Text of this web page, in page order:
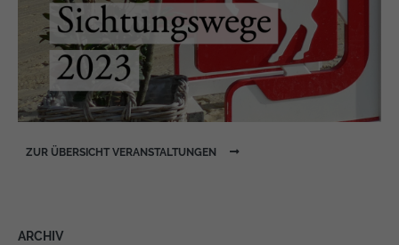
ARCHIV
ZUR ÜBERSICHT VERANSTALTUNGEN
https://policies.google.com/privacy